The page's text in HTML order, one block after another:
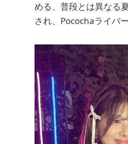
める、普段とは異なる
され、Pocochaライバ